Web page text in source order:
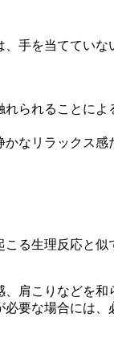
手を当ててい
られることに
なリラックス
る生理反応と
肩こりなどを和
要な場合には、